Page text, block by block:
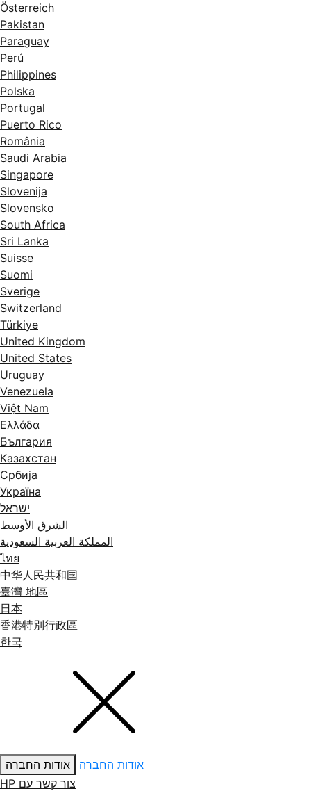
Österreich
Pakistan
Paraguay
Perú
Philippines
Polska
Portugal
Puerto Rico
România
Saudi Arabia
Singapore
Slovenija
Slovensko
South Africa
Sri Lanka
Suisse
Suomi
Sverige
Switzerland
Türkiye
United Kingdom
United States
Uruguay
Venezuela
Việt Nam
Ελλάδα
България
Казахстан
Србија
Україна
ישראל
الشرق الأوسط
المملكة العربية السعودية
ไทย
中华人民共和国
臺灣 地區
日本
香港特別行政區
한국
אודות החברה
אודות החברה
צור קשר עם ‏HP